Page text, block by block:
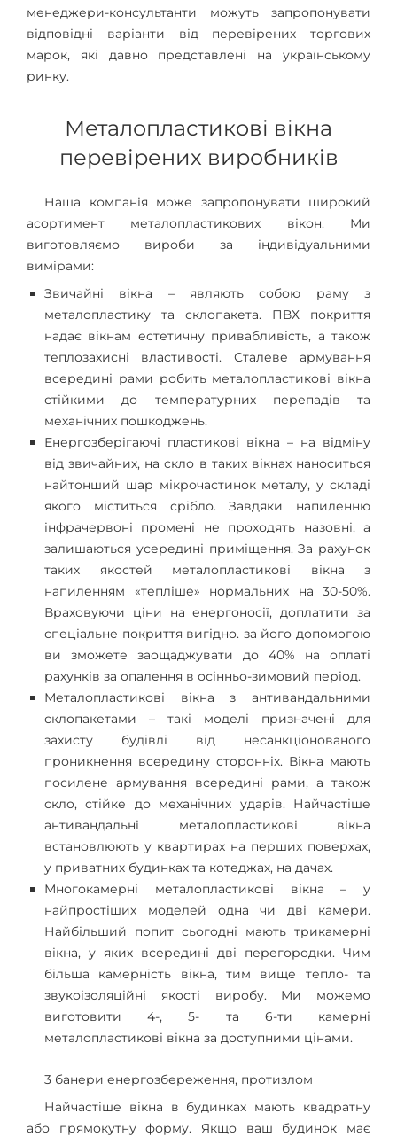
менеджери-консультанти можуть запропонувати
відповідні варіанти від перевірених торгових
марок, які давно представлені на українському
ринку.
Металопластикові вікна
перевірених виробників
Наша компанія може запропонувати широкий
асортимент металопластикових вікон. Ми
виготовляємо вироби за індивідуальними
вимірами:
Звичайні вікна – являють собою раму з
металопластику та склопакета. ПВХ покриття
надає вікнам естетичну привабливість, а також
теплозахисні властивості. Сталеве армування
всередині рами робить металопластикові вікна
стійкими до температурних перепадів та
механічних пошкоджень.
Енергозберігаючі пластикові вікна – на відміну
від звичайних, на скло в таких вікнах наноситься
найтонший шар мікрочастинок металу, у складі
якого міститься срібло. Завдяки напиленню
інфрачервоні промені не проходять назовні, а
залишаються усередині приміщення. За рахунок
таких якостей металопластикові вікна з
напиленням «тепліше» нормальних на 30-50%.
Враховуючи ціни на енергоносії, доплатити за
спеціальне покриття вигідно. за його допомогою
ви зможете заощаджувати до 40% на оплаті
рахунків за опалення в осінньо-зимовий період.
Металопластикові вікна з антивандальними
склопакетами – такі моделі призначені для
захисту будівлі від несанкціонованого
проникнення всередину сторонніх. Вікна мають
посилене армування всередині рами, а також
скло, стійке до механічних ударів. Найчастіше
антивандальні металопластикові вікна
встановлюють у квартирах на перших поверхах,
у приватних будинках та котеджах, на дачах.
Многокамерні металопластикові вікна – у
найпростіших моделей одна чи дві камери.
Найбільший попит сьогодні мають трикамерні
вікна, у яких всередині дві перегородки. Чим
більша камерність вікна, тим вище тепло- та
звукоізоляційні якості виробу. Ми можемо
виготовити 4-, 5- та 6-ти камерні
металопластикові вікна за доступними цінами.
3 банери енергозбереження, протизлом
Найчастіше вікна в будинках мають квадратну
або прямокутну форму. Якщо ваш будинок має